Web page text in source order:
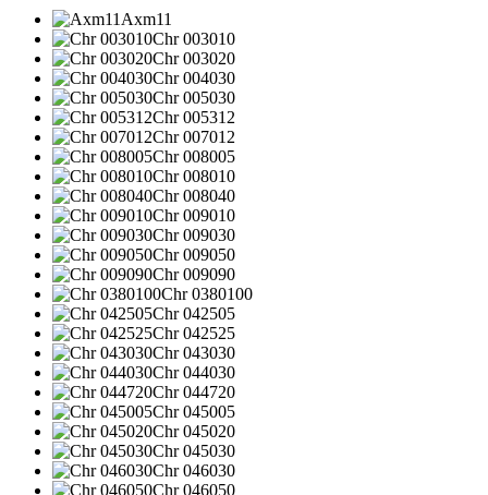
Axm11
Chr 003010
Chr 003020
Chr 004030
Chr 005030
Chr 005312
Chr 007012
Chr 008005
Chr 008010
Chr 008040
Chr 009010
Chr 009030
Chr 009050
Chr 009090
Chr 0380100
Chr 042505
Chr 042525
Chr 043030
Chr 044030
Chr 044720
Chr 045005
Chr 045020
Chr 045030
Chr 046030
Chr 046050